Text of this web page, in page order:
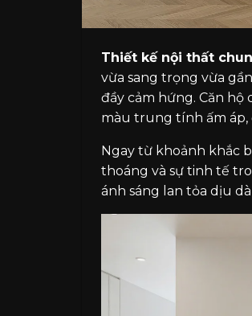
Thiết kế nội thất
vừa sang trọng vừa
đầy cảm hứng. Căn hộ
màu trung tính ấm áp,
Ngay từ khoảnh khắc
thoáng và sự tinh tế
ánh sáng lan tỏa dịu